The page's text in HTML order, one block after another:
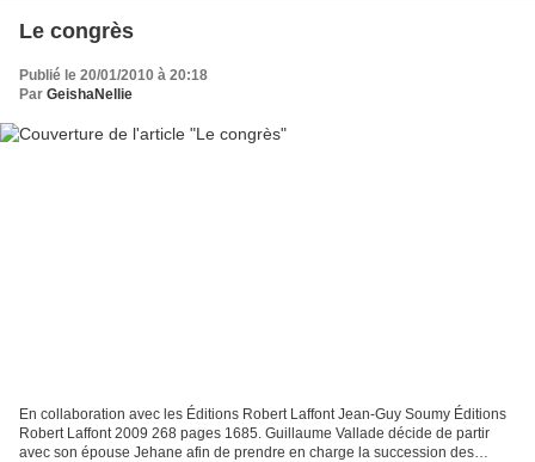
Le congrès
Publié le 20/01/2010 à 20:18
Par GeishaNellie
En collaboration avec les Éditions Robert Laffont Jean-Guy Soumy Éditions
Robert Laffont 2009 268 pages 1685. Guillaume Vallade décide de partir
avec son épouse Jehane afin de prendre en charge la succession des